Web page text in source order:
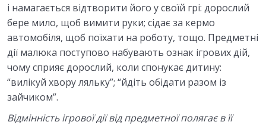
і намагається відтворити його у своїй грі: дорослий
бере мило, щоб вимити руки; сідає за кермо
автомобіля, щоб поїхати на роботу, тощо. Предметні
дії малюка поступово набувають ознак ігрових дій,
чому сприяє дорослий, коли спонукає дитину:
“вилікуй хвору ляльку”; “йдіть обідати разом із
зайчиком”.
Відмінність ігрової дії від предметної полягає в її